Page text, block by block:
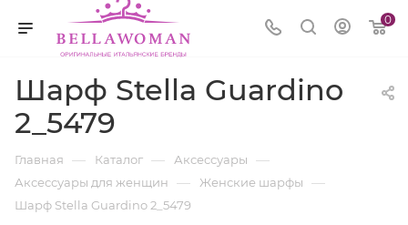
0
Шарф Stella Guardino
2_5479
Главная — Каталог — Аксессуары —
Аксессуары для женщин — Женские шарфы —
Шарф Stella Guardino 2_5479